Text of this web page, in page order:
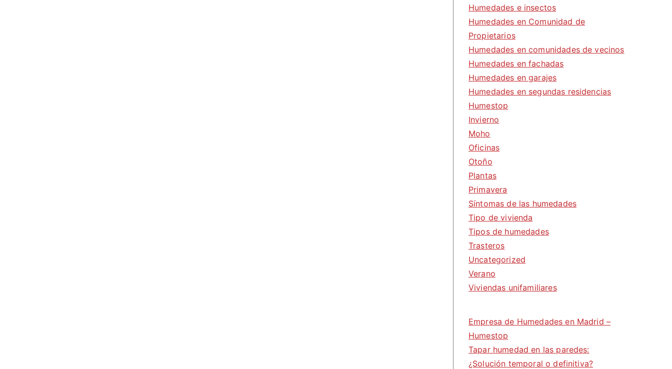
Humedades e insectos
Humedades en Comunidad de
Propietarios
Humedades en comunidades de vecinos
Humedades en fachadas
Humedades en garajes
Humedades en segundas residencias
Humestop
Invierno
Moho
Oficinas
Otoño
Plantas
Primavera
Síntomas de las humedades
Tipo de vivienda
Tipos de humedades
Trasteros
Uncategorized
Verano
Viviendas unifamiliares
Empresa de Humedades en Madrid –
Humestop
Tapar humedad en las paredes:
¿Solución temporal o definitiva?